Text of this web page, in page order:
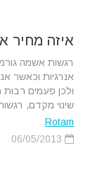
איזה מחיר
רגשות אשמה
אנרגיות וכאשר
ולכן פעמים
שינוי מקדם,
Rotam